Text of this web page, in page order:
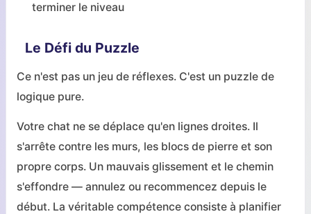
terminer le niveau
Le Défi du Puzzle
Ce n'est pas un jeu de réflexes. C'est un puzzle de
logique pure.
Votre chat ne se déplace qu'en lignes droites. Il
s'arrête contre les murs, les blocs de pierre et son
propre corps. Un mauvais glissement et le chemin
s'effondre — annulez ou recommencez depuis le
début. La véritable compétence consiste à planifier